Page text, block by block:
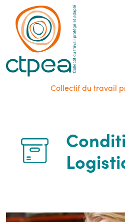
Collectif du travail
Panneau de gestion des cookies